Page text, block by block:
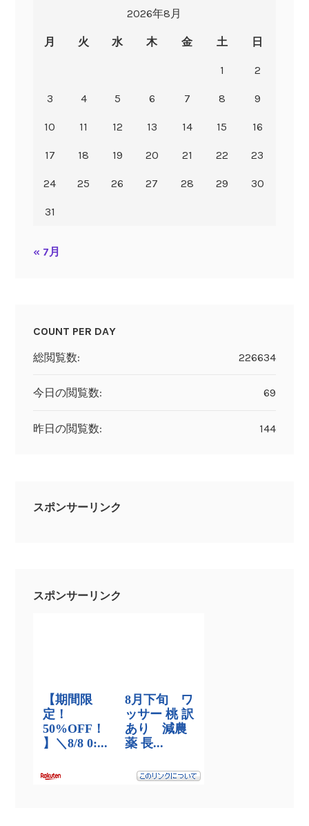
2026年8月
月 火 水 木 金 土 日
1 2
3 4 5 6 7 8 9
10 11 12 13 14 15 16
17 18 19 20 21 22 23
24 25 26 27 28 29 30
31
« 7月
COUNT PER DAY
226634
総閲覧数:
69
今日の閲覧数:
144
昨日の閲覧数:
スポンサーリンク
スポンサーリンク